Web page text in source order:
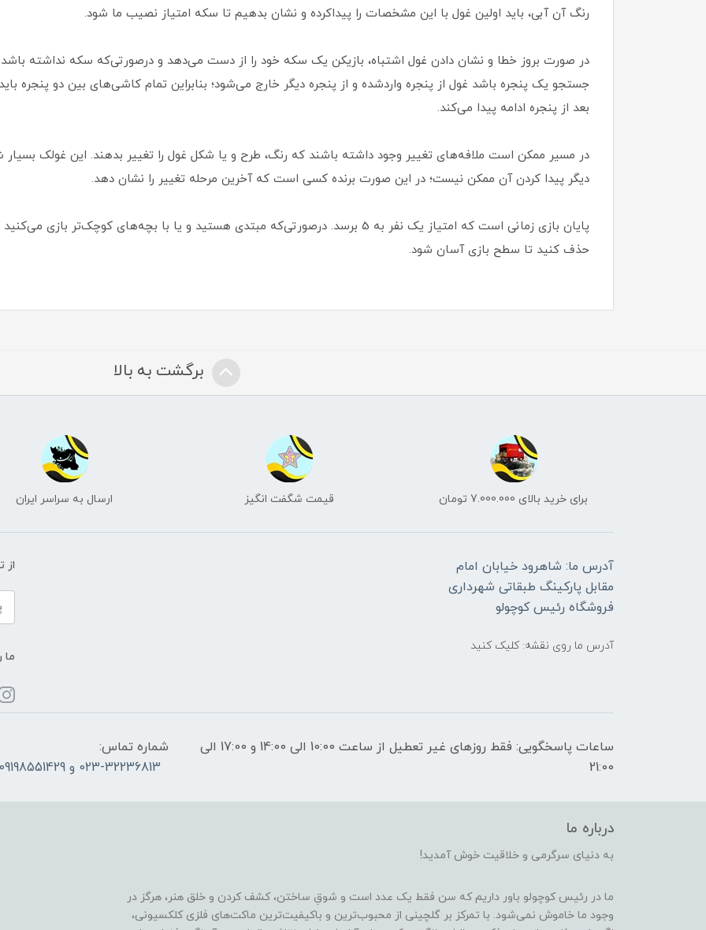
رنگ آن آبی، باید اولین غول با این مشخصات را پیداکرده و نشان بدهیم تا سکه امتیاز نصیب ما شود.
در صورت بروز خطا و نشان دادن غول اشتباه، بازیکن یک سکه خود را از دست می‌دهد و درصورتی‌که سکه نداشته
جستجو یک پنجره باشد غول از پنجره واردشده و از پنجره دیگر خارج می‌شود؛ بنابراین تمام کاشی‌های بین دو پنجره
بعد از پنجره ادامه پیدا می‌کند.
در مسیر ممکن است ملافه‌های تغییر وجود داشته باشند که رنگ، طرح و یا شکل غول را تغییر بدهند. این غولک بسیار
دیگر پیدا کردن آن ممکن نیست؛ در این صورت برنده کسی است که آخرین مرحله تغییر را نشان دهد.
پایان بازی زمانی است که امتیاز یک نفر به 5 برسد. درصورتی‌که مبتدی هستید و یا با بچه‌های
حذف کنید تا سطح بازی آسان شود.
برگشت به بالا
برای خرید بالای 7.000.000 تومان قیمت شگفت انگیز ارسال به سراسر ایران
آدرس ما: شاهرود خیابان امام
مقابل پارکینگ طبقاتی شهرداری
فروشگاه رئیس کوچولو
آدرس ما روی نقشه: کلیک کنید
از
ما
ساعات پاسخگویی: فقط روزهای غیر تعطیل از ساعت 10:00 الی 14:00 و 17:00 الی
21:00
شماره تماس:
023-32236813 و 09198551429
درباره ما
به دنیای سرگرمی و خلاقیت خوش آمدید!
ما در رئیس کوچولو باور داریم که سن فقط یک عدد است و شوقِ ساختن، کشف کردن و خلق هنر، هرگز در
وجود ما خاموش نمی‌شود. با تمرکز بر گلچینی از محبوب‌ترین و باکیفیت‌ترین ماکت‌های فلزی کلکسیونی،